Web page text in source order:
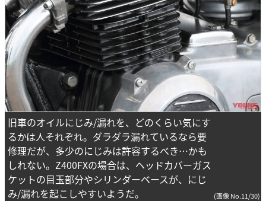
旧車のオイルにじみ/漏れを、どのくらい気にす
るかは人それぞれ。ダラダラ漏れているなら要
修理だが、多少のにじみは許容するべき…かも
しれない。Z400FXの場合は、ヘッドカバーガス
ケットの目玉部分やシリンダーベースが、にじ
み/漏れを起こしやすいようだ。
(画像 No.11/30)